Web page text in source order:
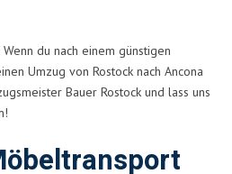
du nach einem günstigen
Umzug von Rostock nach Ancona
Bauer Rostock und lass uns